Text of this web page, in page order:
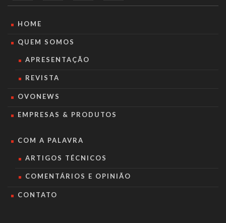
HOME
QUEM SOMOS
APRESENTAÇÃO
REVISTA
OVONEWS
EMPRESAS & PRODUTOS
COM A PALAVRA
ARTIGOS TÉCNICOS
COMENTÁRIOS E OPINIÃO
CONTATO